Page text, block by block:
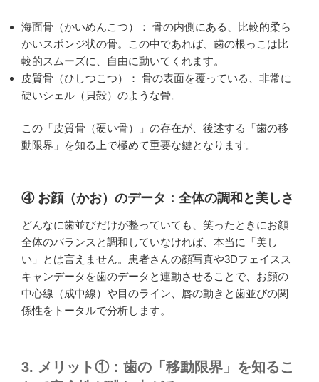
海面骨（かいめんこつ）： 骨の内側にある、比較的柔ら
かいスポンジ状の骨。この中であれば、歯の根っこは比
較的スムーズに、自由に動いてくれます。
皮質骨（ひしつこつ）： 骨の表面を覆っている、非常に
硬いシェル（貝殻）のような骨。
この「皮質骨（硬い骨）」の存在が、後述する「歯の移
動限界」を知る上で極めて重要な鍵となります。
④ お顔（かお）のデータ：全体の調和と美しさ
どんなに歯並びだけが整っていても、笑ったときにお顔
全体のバランスと調和していなければ、本当に「美し
い」とは言えません。患者さんの顔写真や3Dフェイスス
キャンデータを歯のデータと連動させることで、お顔の
中心線（成中線）や目のライン、唇の動きと歯並びの関
係性をトータルで分析します。
3. メリット①：歯の「移動限界」を知るこ